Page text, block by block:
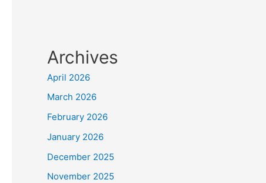
Archives
April 2026
March 2026
February 2026
January 2026
December 2025
November 2025